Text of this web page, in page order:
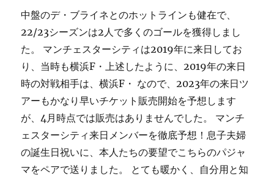
中盤のデ・ブライネとのホットラインも健在で、
22/23シーズンは2人で多くのゴールを獲得しまし
た。 マンチェスターシティは2019年に来日してお
り、当時も横浜F・上述したように、2019年の来日
時の対戦相手は、横浜F・ なので、2023年の来日ツ
アーもかなり早いチケット販売開始を予想します
が、4月時点では販売はありませんでした。 マンチ
ェスターシティ来日メンバーを徹底予想！息子夫婦
の誕生日祝いに、本人たちの要望でこちらのパジャ
マをペアで送りました。 とても暖かく、自分用と知